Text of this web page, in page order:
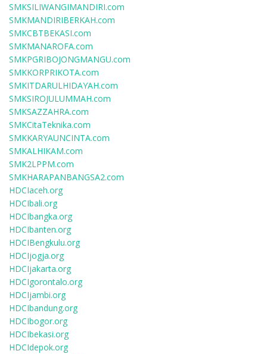
SMKSILIWANGIMANDIRI.com
SMKMANDIRIBERKAH.com
SMKCBTBEKASI.com
SMKMANAROFA.com
SMKPGRIBOJONGMANGU.com
SMKKORPRIKOTA.com
SMKITDARULHIDAYAH.com
SMKSIROJULUMMAH.com
SMKSAZZAHRA.com
SMKCitaTeknika.com
SMKKARYAUNCINTA.com
SMKALHIKAM.com
SMK2LPPM.com
SMKHARAPANBANGSA2.com
HDCIaceh.org
HDCIbali.org
HDCIbangka.org
HDCIbanten.org
HDCIBengkulu.org
HDCIjogja.org
HDCIjakarta.org
HDCIgorontalo.org
HDCIjambi.org
HDCIbandung.org
HDCIbogor.org
HDCIbekasi.org
HDCIdepok.org